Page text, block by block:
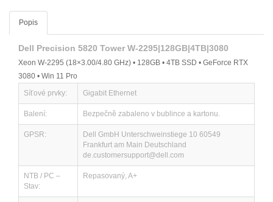
Popis
Dell Precision 5820 Tower W-2295|128GB|4TB|3080
Xeon W-2295 (18×3.00/4.80 GHz) • 128GB • 4TB SSD • GeForce RTX
3080 • Win 11 Pro
Síťové prvky:
Gigabit Ethernet
Balení: Bezpečně zabaleno v bublince a kartonu.
GPSR:
Dell GmbH Unterschweinstiege 10 60549
Frankfurt am Main Deutschland
de.customersupport@dell.com
NTB / PC –
Stav:
Repasovaný, A+